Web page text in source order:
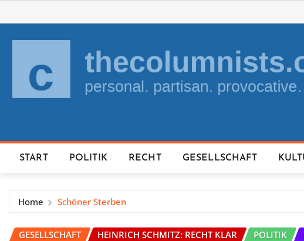
to
content
START POLITIK RECHT GESELLSCHAFT
Home Schöner Sterben
GESELLSCHAFT HEINRICH SCHMITZ: RECHT KLAR POLITIK